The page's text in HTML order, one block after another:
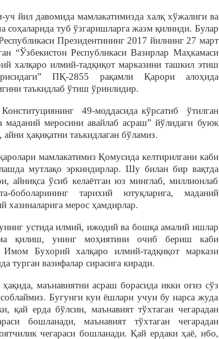
уч йил давомида мамлакатимизда халқ хўжалиги ва
соҳаларида туб ўзгаришларга жазм қилинди. Булар
Президентининг 2017 йилнинг 27 март
“Ўзбекистон Республикаси Вазирлар Маҳкамаси
халқаро илмий-тадқиқот марказини ташкил этиш
ПҚ-2855 рақамли Қарори алоҳида
таъкидлаб ўтиш ўринлидир.
49-моддасида кўрсатиб ўтилган
маданий меросини авайлаб асраш” йўлидаги буюк
ҳақиқатни таъкидлаган бўламиз.
мамлакатимиз Қомусида келтирилгани каби
мутлақо эркиндирлар. Шу билан бир вақтда
айниқса ўсиб келаётган юз минглаб, миллионлаб
тарихий ютуқларига, маданий
хазиналарига мерос ҳамдирлар.
устида илмий, ижодий ва бошқа амалий ишлар
қилиш, унинг моҳиятини очиб бериш каби
Бухорий халқаро илмий-тадқиқот маркази
турган вазифалар сирасига киради.
маънавиятни асраш борасида икки оғиз сўз
Бугунги кун ёшлари учун бу нарса жуда
қай ерда бўлсин, маънавият тўхтаган чегарадан
бошланади, маънавият тўхтаган чегарадан
чегараси бошланади. Қай ердаки ҳаё, ибо,